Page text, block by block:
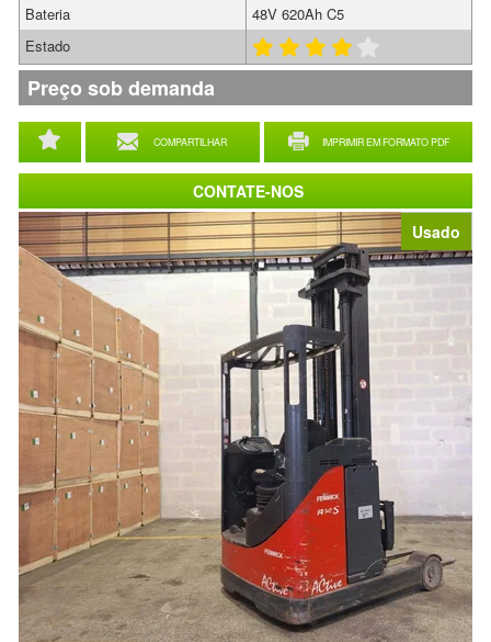
Usado
COMPARTILHAR IMPRIMIR EM FORMATO PDF
Bateria
48V 620Ah C5
Estado
Preço sob demanda
CONTATE-NOS